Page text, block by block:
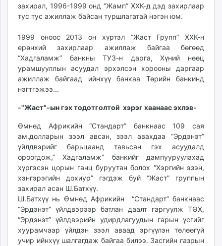
Eguur.mn
24tsag.mn
eagle.mn
ergelt.mn
zarig.mn
today.mn
zuv.mn
mminfo.mn
urlag.mn
unen.mn
asu.mn
shudarga.mn
shuurhai.mn
unuudur.mn
isee.mn
mglradio.com
fact.mn
itoim.mn
захирал, 1996-1999 онд “Жамп” ХХК-д дэд захирлаар
тус тус ажиллаж байсан туршлагатай нэгэн юм.
1999 оноос 2013 он хүртэл “Жаст Групп” ХХК-н
ерөнхий захирлаар ажиллаж байгаа бөгөөд
“Хадгаламж” банкны ТУЗ-н дарга, Хүний нөөц
урамшууллын асуудал эрхэлсэн хорооны даргаар
ажиллаж байгаад ийнхүү банкаа Төрийн банкинд
нэгтгэжээ...
-"Жаст"-ын гэх тодотголтой хэрэг хаанаас эхлэв-
Өмнөд Африкийн “Стандарт” банкнаас 109 сая
ам.долларын зээл авсан, зээл авахдаа “Эрдэнэт”
үйлдвэрийг барьцаанд тавьсан гэх асуудалд
ороогдож,” Хадгаламж” банкийг дампууруулахад
хүргэсэн цорын ганц буруутан болох “Хэргийн эзэн,
хэнгэрэгийн дохиур” гэгдэж буй “Жаст” группын
захирал асан Ш.Батхүү.
Ш.Батхүү нь Өмнөд Африкийн “Стандарт” банкнаас
“Эрдэнэт” үйлдвэрээр батлан даалт гаргуулж ТӨХ,
“Эрдэнэт” үйлдвэрийн удирдлагуудын гарын үсгийг
хуурамчаар үйлдэн зээл аваад эргүүлэн төлөөгүй
учир ийнхүү шалгагдаж байгаа билээ. Засгийн газрын